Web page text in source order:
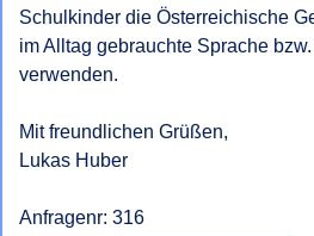
Schulkinder die Österreichische
im Alltag gebrauchte Sprache
verwenden.
Mit freundlichen Grüßen,
Lukas Huber
Anfragenr: 316